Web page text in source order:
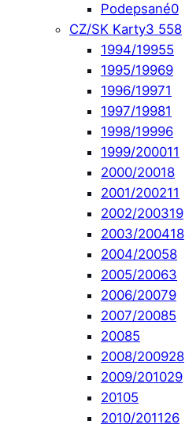
Podepsané0
CZ/SK Karty3 558
1994/19955
1995/19969
1996/19971
1997/19981
1998/19996
1999/200011
2000/20018
2001/200211
2002/200319
2003/200418
2004/20058
2005/20063
2006/20079
2007/20085
20085
2008/200928
2009/201029
20105
2010/201126